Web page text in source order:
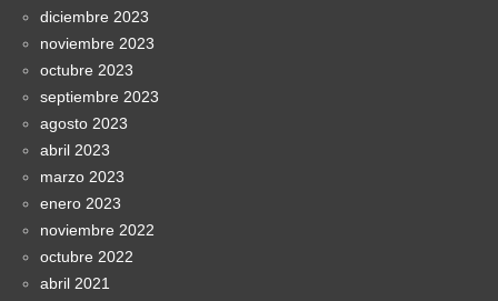
diciembre 2023
noviembre 2023
octubre 2023
septiembre 2023
agosto 2023
abril 2023
marzo 2023
enero 2023
noviembre 2022
octubre 2022
abril 2021